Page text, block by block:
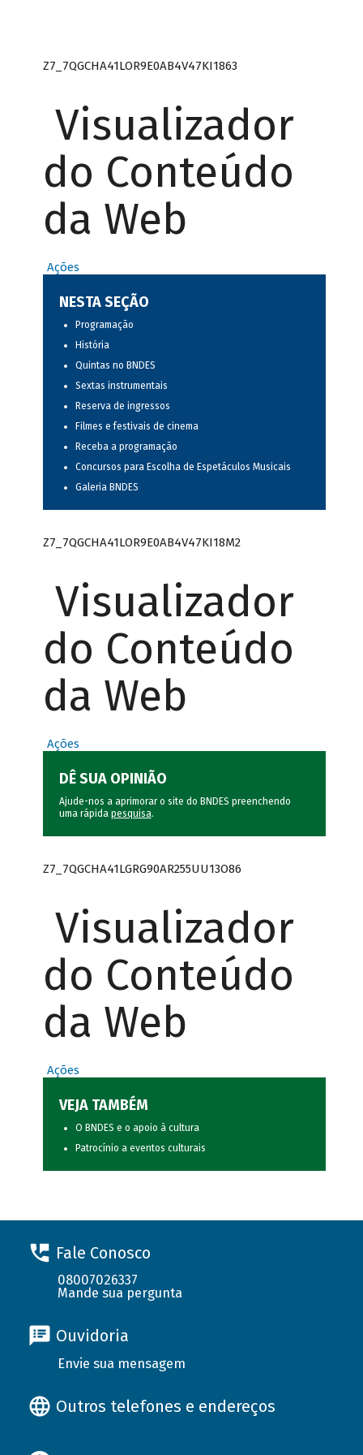
Z7_7QGCHA41LOR9E0AB4V47KI1863
Visualizador
do Conteúdo
da Web
Ações
NESTA SEÇÃO
Programação
História
Quintas no BNDES
Sextas instrumentais
Reserva de ingressos
Filmes e festivais de cinema
Receba a programação
Concursos para Escolha de Espetáculos Musicais
Galeria BNDES
Z7_7QGCHA41LOR9E0AB4V47KI18M2
Visualizador
do Conteúdo
da Web
Ações
DÊ SUA OPINIÃO
Ajude-nos a aprimorar o site do BNDES preenchendo
uma rápida pesquisa.
Z7_7QGCHA41LGRG90AR255UU13O86
Visualizador
do Conteúdo
da Web
Ações
VEJA TAMBÉM
O BNDES e o apoio à cultura
Patrocínio a eventos culturais
Fale Conosco
08007026337
Mande sua pergunta
Ouvidoria
Envie sua mensagem
Outros telefones e endereços